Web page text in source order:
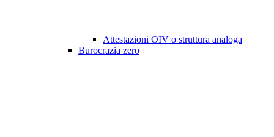
Attestazioni OIV o struttura analoga
Burocrazia zero